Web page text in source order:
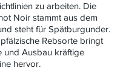
zu arbeiten. Die
Noir stammt aus dem
steht für Spätburgunder.
Rebsorte bringt
und Ausbau kräftige
hervor.